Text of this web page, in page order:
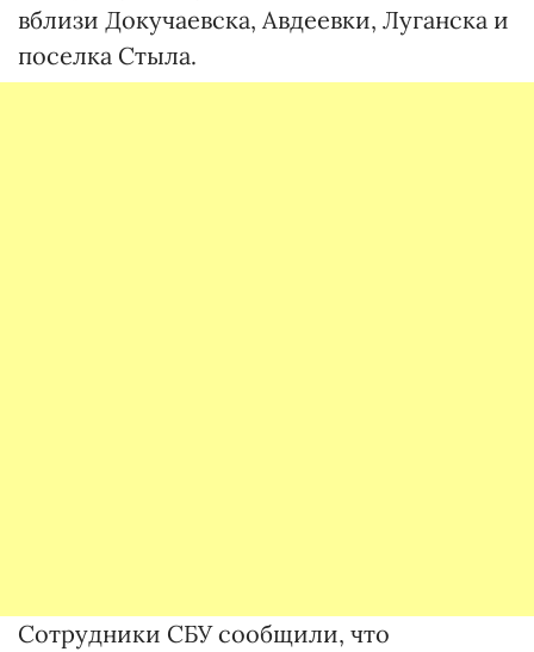
вблизи Докучаевска, Авдеевки, Луганска и
поселка Стыла.
Сотрудники СБУ сообщили, что